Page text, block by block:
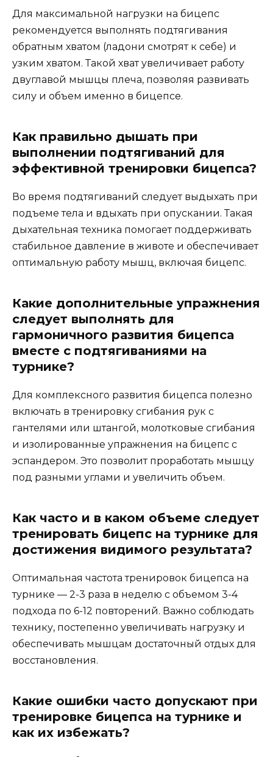
Для максимальной нагрузки на бицепс
рекомендуется выполнять подтягивания
обратным хватом (ладони смотрят к себе) и
узким хватом. Такой хват увеличивает работу
двуглавой мышцы плеча, позволяя развивать
силу и объем именно в бицепсе.
Как правильно дышать при
выполнении подтягиваний для
эффективной тренировки бицепса?
Во время подтягиваний следует выдыхать при
подъеме тела и вдыхать при опускании. Такая
дыхательная техника помогает поддерживать
стабильное давление в животе и обеспечивает
оптимальную работу мышц, включая бицепс.
Какие дополнительные упражнения
следует выполнять для
гармоничного развития бицепса
вместе с подтягиваниями на
турнике?
Для комплексного развития бицепса полезно
включать в тренировку сгибания рук с
гантелями или штангой, молотковые сгибания
и изолированные упражнения на бицепс с
эспандером. Это позволит проработать мышцу
под разными углами и увеличить объем.
Как часто и в каком объеме следует
тренировать бицепс на турнике для
достижения видимого результата?
Оптимальная частота тренировок бицепса на
турнике — 2-3 раза в неделю с объемом 3-4
подхода по 6-12 повторений. Важно соблюдать
технику, постепенно увеличивать нагрузку и
обеспечивать мышцам достаточный отдых для
восстановления.
Какие ошибки часто допускают при
тренировке бицепса на турнике и
как их избежать?